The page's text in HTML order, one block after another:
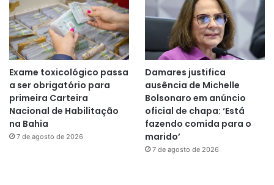
Exame toxicológico passa
a ser obrigatório para
primeira Carteira
Nacional de Habilitação
na Bahia
7 de agosto de 2026
Damares justifica
ausência de Michelle
Bolsonaro em anúncio
oficial de chapa: ‘Está
fazendo comida para o
marido’
7 de agosto de 2026